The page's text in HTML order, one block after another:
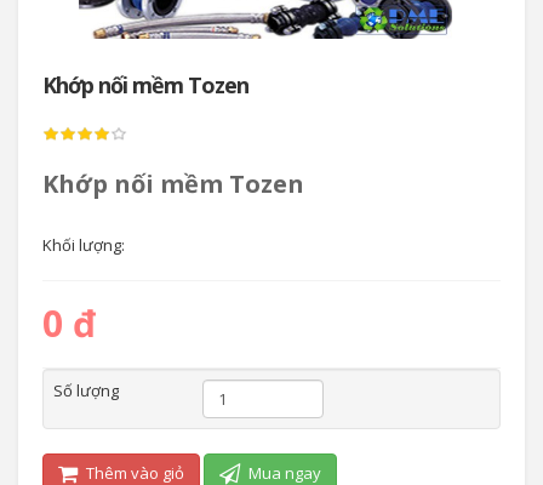
Khớp nối mềm Tozen
Khớp nối mềm Tozen
Khối lượng:
0 đ
Số lượng
Thêm vào giỏ Mua ngay